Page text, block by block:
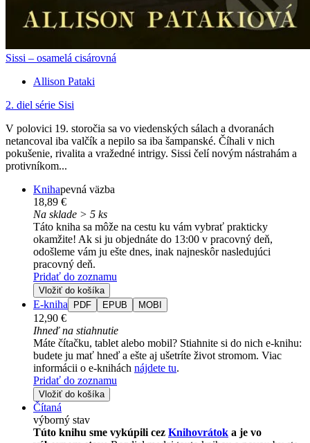
Sissi – osamelá cisárovná
Allison Pataki
2. diel série Sisi
V polovici 19. storočia sa vo viedenských sálach a dvoranách
netancoval iba valčík a nepilo sa iba šampanské. Číhali v nich
pokušenie, rivalita a vražedné intrigy. Sissi čelí novým nástrahám a
protivníkom...
Knihapevná väzba
18,89 €
Na sklade > 5 ks
Táto kniha sa môže na cestu ku vám vybrať prakticky
okamžite! Ak si ju objednáte do 13:00 v pracovný deň,
odošleme vám ju ešte dnes, inak najneskôr nasledujúci
pracovný deň.
Pridať do zoznamu
Vložiť do košíka
E-kniha PDF EPUB MOBI
12,90 €
Ihneď na stiahnutie
Máte čítačku, tablet alebo mobil? Stiahnite si do nich e-knihu:
budete ju mať hneď a ešte aj ušetríte život stromom. Viac
informácii o e-knihách nájdete tu.
Pridať do zoznamu
Vložiť do košíka
Čítaná
výborný stav
Túto knihu sme vykúpili cez Knihovrátok a je vo